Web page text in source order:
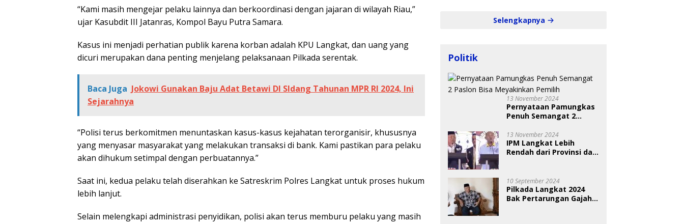
“Kami masih mengejar pelaku lainnya dan berkoordinasi dengan jajaran di wilayah Riau,”
ujar Kasubdit III Jatanras, Kompol Bayu Putra Samara.
Kasus ini menjadi perhatian publik karena korban adalah KPU Langkat, dan uang yang
dicuri merupakan dana penting menjelang pelaksanaan Pilkada serentak.
Baca Juga Jokowi Gunakan Baju Adat Betawi DI SIdang Tahunan MPR RI 2024, Ini
Sejarahnya
“Polisi terus berkomitmen menuntaskan kasus-kasus kejahatan terorganisir, khususnya
yang menyasar masyarakat yang melakukan transaksi di bank. Kami pastikan para pelaku
akan dihukum setimpal dengan perbuatannya.”
Saat ini, kedua pelaku telah diserahkan ke Satreskrim Polres Langkat untuk proses hukum
lebih lanjut.
Selain melengkapi administrasi penyidikan, polisi akan terus memburu pelaku yang masih
Selengkapnya
Politik
13 November 2024
Pernyataan Pamungkas
Penuh Semangat 2
Pemilih
13 November 2024
IPM Langkat Lebih
Rendah dari Provinsi dan
10 September 2024
Pilkada Langkat 2024
Bak Pertarungan Gajah